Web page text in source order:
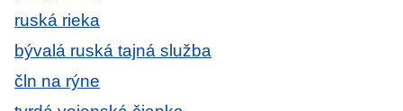
ruská rieka
bývalá ruská tajná služba
čln na rýne